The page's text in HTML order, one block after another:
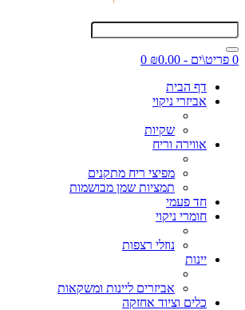
0 פריט\ים - ₪0.00
0
דף הבית
אביזרי ניקוי
שקיות
אווירה וריח
מפיצי ריח מתקנים
תמציות שמן מבושמות
חד פעמי
חומרי ניקוי
נוזלי רצפות
יינות
אביזרים ליינות ומשקאות
כלים וציוד אחזקה